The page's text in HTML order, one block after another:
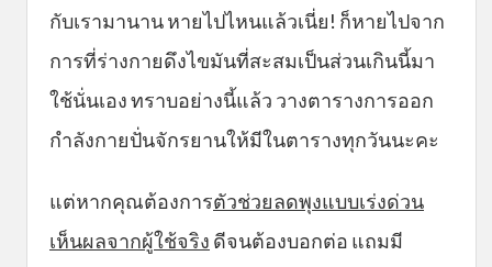
กับเรามานาน หายไปไหนแล้วเนี่ย! ก็หายไปจาก
การที่ร่างกายดึงไขมันที่สะสมเป็นส่วนเกินนี้มา
ใช้นั่นเอง ทราบอย่างนี้แล้ว วางตารางการออก
กำลังกายปั่นจักรยานให้มีในตารางทุกวันนะคะ
แต่หากคุณต้องการตัวช่วยลดพุงแบบเร่งด่วน
เห็นผลจากผู้ใช้จริง ดีจนต้องบอกต่อ แถมมี